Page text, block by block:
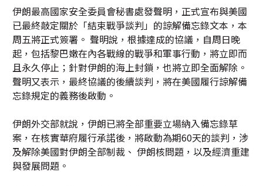
伊朗最高國家安全委員會秘書處發聲明，正式宣布與美國
已最終敲定關於「結束戰爭談判」的諒解備忘錄文本，本
周五將正式簽署。 聲明說，根據達成的協議，自周日晚
起，包括黎巴嫩在內各戰線的戰爭和軍事行動，將立即而
且永久停止；針對伊朗的海上封鎖，也將立即全面解除。
聲明又表示，最終協議的後續談判，將在美國履行諒解備
忘錄規定的義務後啟動。
伊朗外交部就說，伊朗已將全部重要立場納入備忘錄草
案，在核實華府履行承諾後，將啟動為期60天的談判，涉
及解除美國對伊朗全部制裁、 伊朗核問題，以及經濟重建
與發展問題。